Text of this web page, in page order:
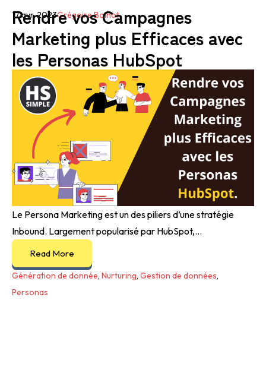
Rendre vos Campagnes
Marketing plus Efficaces avec
les Personas HubSpot
17 avr. 2023Grégoire Bolnot
Le Persona Marketing est un des piliers d’une stratégie
Inbound. Largement popularisé par HubSpot,...
Read More
Génération de donnée, Nurturing, Gestion de données,
Personas